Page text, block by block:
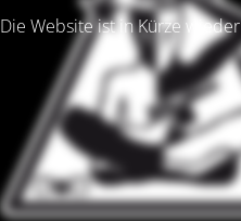
Die Website ist in Kürze